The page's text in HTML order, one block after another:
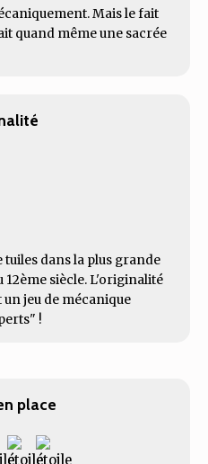
Mais le fait
quand même une sacrée
tuiles dans la plus grande
siècle. L'originalité
jeu de mécanique
!
place